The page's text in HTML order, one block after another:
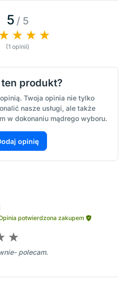
5 / 5
(1 opinii)
produkt?
Twoja opinia nie tylko
nasze usługi, ale także
w dokonaniu mądrego wyboru.
opinię
potwierdzona zakupem
polecam.